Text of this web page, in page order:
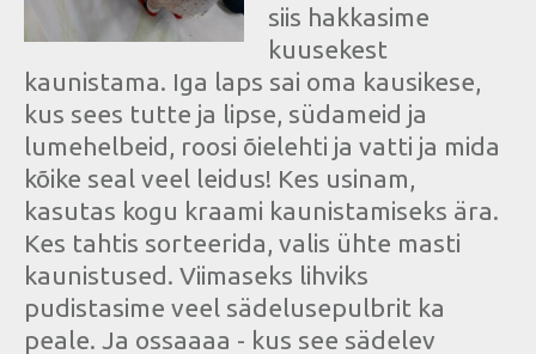
siis hakkasime
kuusekest
kaunistama. Iga laps sai oma kausikese,
kus sees tutte ja lipse, südameid ja
lumehelbeid, roosi õielehti ja vatti ja mida
kõike seal veel leidus! Kes usinam,
kasutas kogu kraami kaunistamiseks ära.
Kes tahtis sorteerida, valis ühte masti
kaunistused. Viimaseks lihviks
pudistasime veel sädelusepulbrit ka
peale. Ja ossaaaa - kus see sädelev